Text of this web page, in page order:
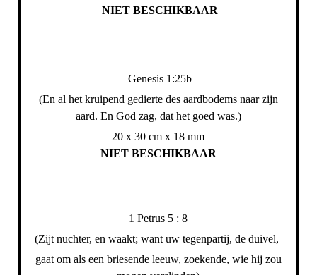
NIET BESCHIKBAAR
Genesis 1:25b
(En al het kruipend gedierte des aardbodems naar zijn
aard. En God zag, dat het goed was.)
20 x 30 cm x 18 mm
NIET BESCHIKBAAR
1 Petrus 5 : 8
(Zijt nuchter, en waakt; want uw tegenpartij, de duivel,
gaat om als een briesende leeuw, zoekende, wie hij zou